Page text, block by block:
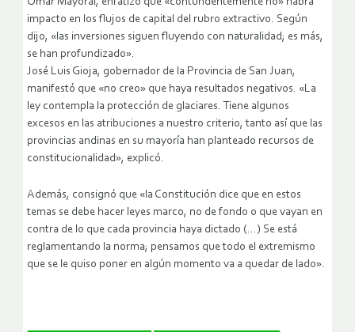
impacto en los flujos de capital del rubro extractivo. Según
dijo, «las inversiones siguen fluyendo con naturalidad; es más,
se han profundizado».
José Luis Gioja, gobernador de la Provincia de San Juan,
manifestó que «no creo» que haya resultados negativos. «La
ley contempla la protección de glaciares. Tiene algunos
excesos en las atribuciones a nuestro criterio, tanto así que las
provincias andinas en su mayoría han planteado recursos de
constitucionalidad», explicó.
Además, consignó que «la Constitución dice que en estos
temas se debe hacer leyes marco, no de fondo o que vayan en
contra de lo que cada provincia haya dictado (…) Se está
reglamentando la norma; pensamos que todo el extremismo
que se le quiso poner en algún momento va a quedar de lado».